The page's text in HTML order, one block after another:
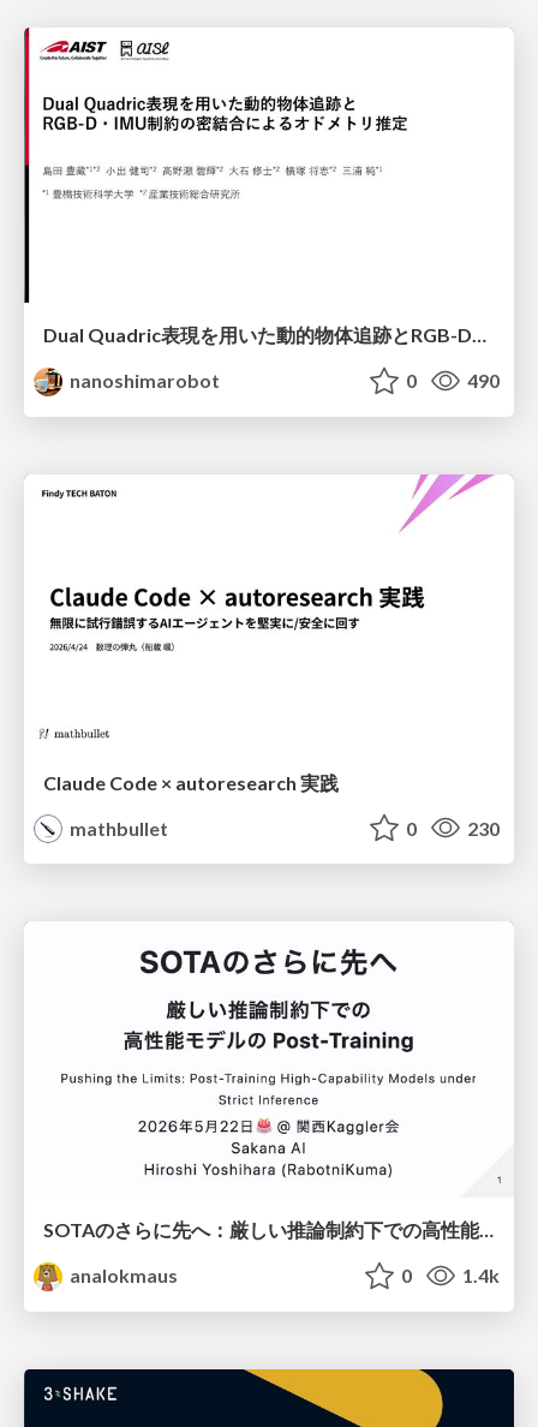
Dual Quadric表現を用いた動的物体追跡とRGB-D・IMU制約の密結合によるオドメトリ推定
nanoshimarobot
0 490
Claude Code × autoresearch 実践
mathbullet
0 230
SOTAのさらに先へ：厳しい推論制約下での高性能モデルのPost-Training
analokmaus
0 1.4k